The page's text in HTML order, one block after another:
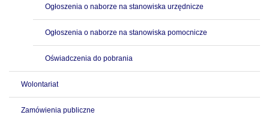
Ogłoszenia o naborze na stanowiska urzędnicze
Ogłoszenia o naborze na stanowiska pomocnicze
Oświadczenia do pobrania
Wolontariat
Zamówienia publiczne